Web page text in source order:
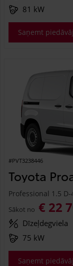
81 kW
Saņemt
#PVT3238446
Toyota
Professional 1.5
Sākot no € 22
Dīzeļdegviela
75 kW
Saņemt